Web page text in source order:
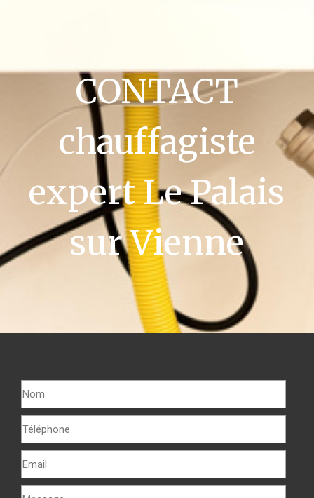
CONTACT
chauffagiste
expert Le Palais
sur Vienne